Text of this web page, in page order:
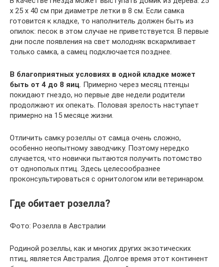
х 25 х 40 см при диаметре летки в 8 см. Если самка
готовится к кладке, то наполнитель должен быть из
опилок: песок в этом случае не приветствуется. В первые
дни после появления на свет молодняк вскармливает
только самка, а самец подключается позднее.
В благоприятных условиях в одной кладке может
быть от 4 до 8 яиц. Примерно через месяц птенцы
покидают гнездо, но первые две недели родители
продолжают их опекать. Половая зрелость наступает
примерно на 15 месяце жизни.
Отличить самку розеллы от самца очень сложно,
особенно неопытному заводчику. Поэтому нередко
случается, что новички пытаются получить потомство
от однополых птиц. Здесь целесообразнее
проконсультироваться с орнитологом или ветеринаром.
Где обитает розелла?
Фото: Розелла в Австралии
Родиной розеллы, как и многих других экзотических
птиц, является Австралия. Долгое время этот континент